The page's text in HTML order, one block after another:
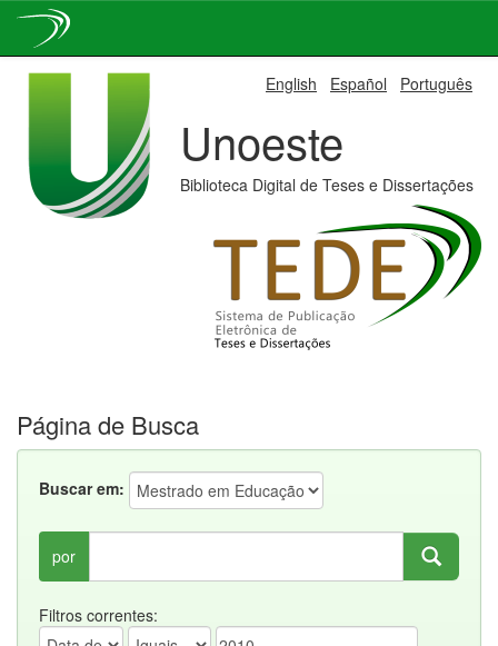
English Español Português
Unoeste
Biblioteca Digital de Teses e Dissertações
Página de Busca
Buscar em:
por
Filtros correntes: